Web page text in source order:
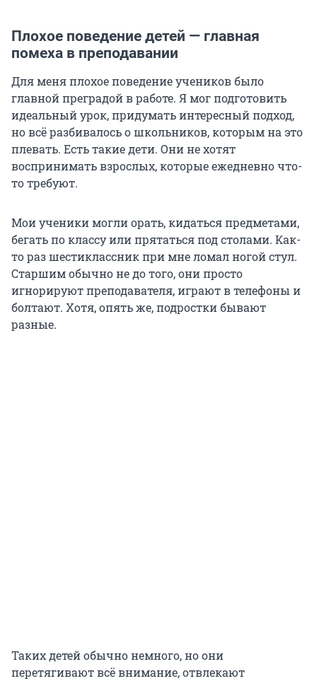
Плохое поведение детей — главная
помеха в преподавании
Для меня плохое поведение учеников было
главной преградой в работе. Я мог подготовить
идеальный урок, придумать интересный подход,
но всё разбивалось о школьников, которым на это
плевать. Есть такие дети. Они не хотят
воспринимать взрослых, которые ежедневно что-
то требуют.
Мои ученики могли орать, кидаться предметами,
бегать по классу или прятаться под столами. Как-
то раз шестиклассник при мне ломал ногой стул.
Старшим обычно не до того, они просто
игнорируют преподавателя, играют в телефоны и
болтают. Хотя, опять же, подростки бывают
разные.
Таких детей обычно немного, но они
перетягивают всё внимание, отвлекают